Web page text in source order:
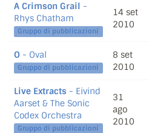
A Crimson Grail -
Rhys Chatham
Gruppo di pubblicazioni
14 set
2010
O - Oval
Gruppo di pubblicazioni
8 set
2010
Live Extracts - Eivind
Aarset & The Sonic
Codex Orchestra
Gruppo di pubblicazioni
31
ago
2010